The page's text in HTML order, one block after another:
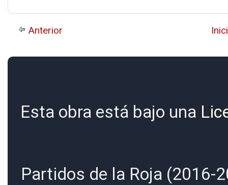
Anterior
Esta obra está bajo una
Partidos de la Roja (2016-